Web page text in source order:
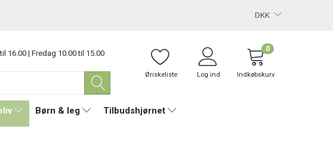
DKK
16.00 | Fredag 10.00 til 15.00
Ønskeliste Log ind Indkøbskurv
0
Børn & leg Tilbudshjørnet